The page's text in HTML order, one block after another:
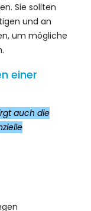
Sie sollten
und an
um mögliche
einer
auch die